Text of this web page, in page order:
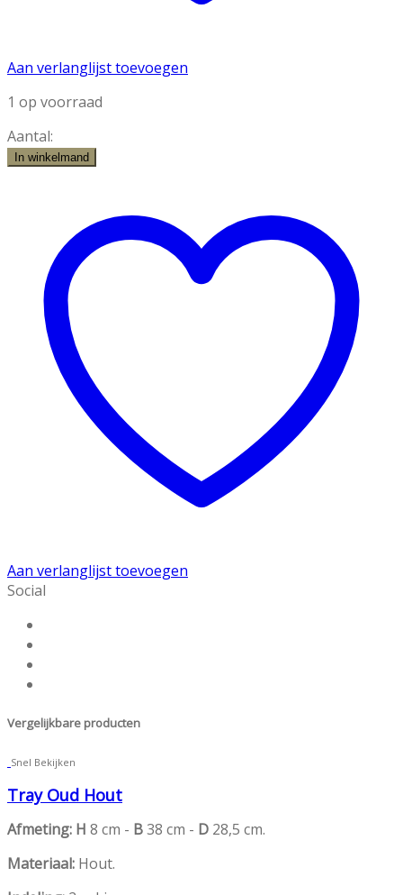
Aan verlanglijst toevoegen
1 op voorraad
Aantal:
Tray
In winkelmand
Aan verlanglijst toevoegen
Social
Vergelijkbare producten
Snel Bekijken
Tray Oud Hout
Afmeting: H 8 cm - B38 cm - D 28,5 cm.
Materiaal: Hout.